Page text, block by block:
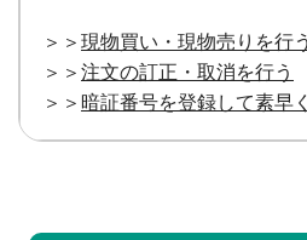
＞＞ 現物買い・現物売りを行
＞＞ 注文の訂正・取消を行う
＞＞ 暗証番号を登録して素早